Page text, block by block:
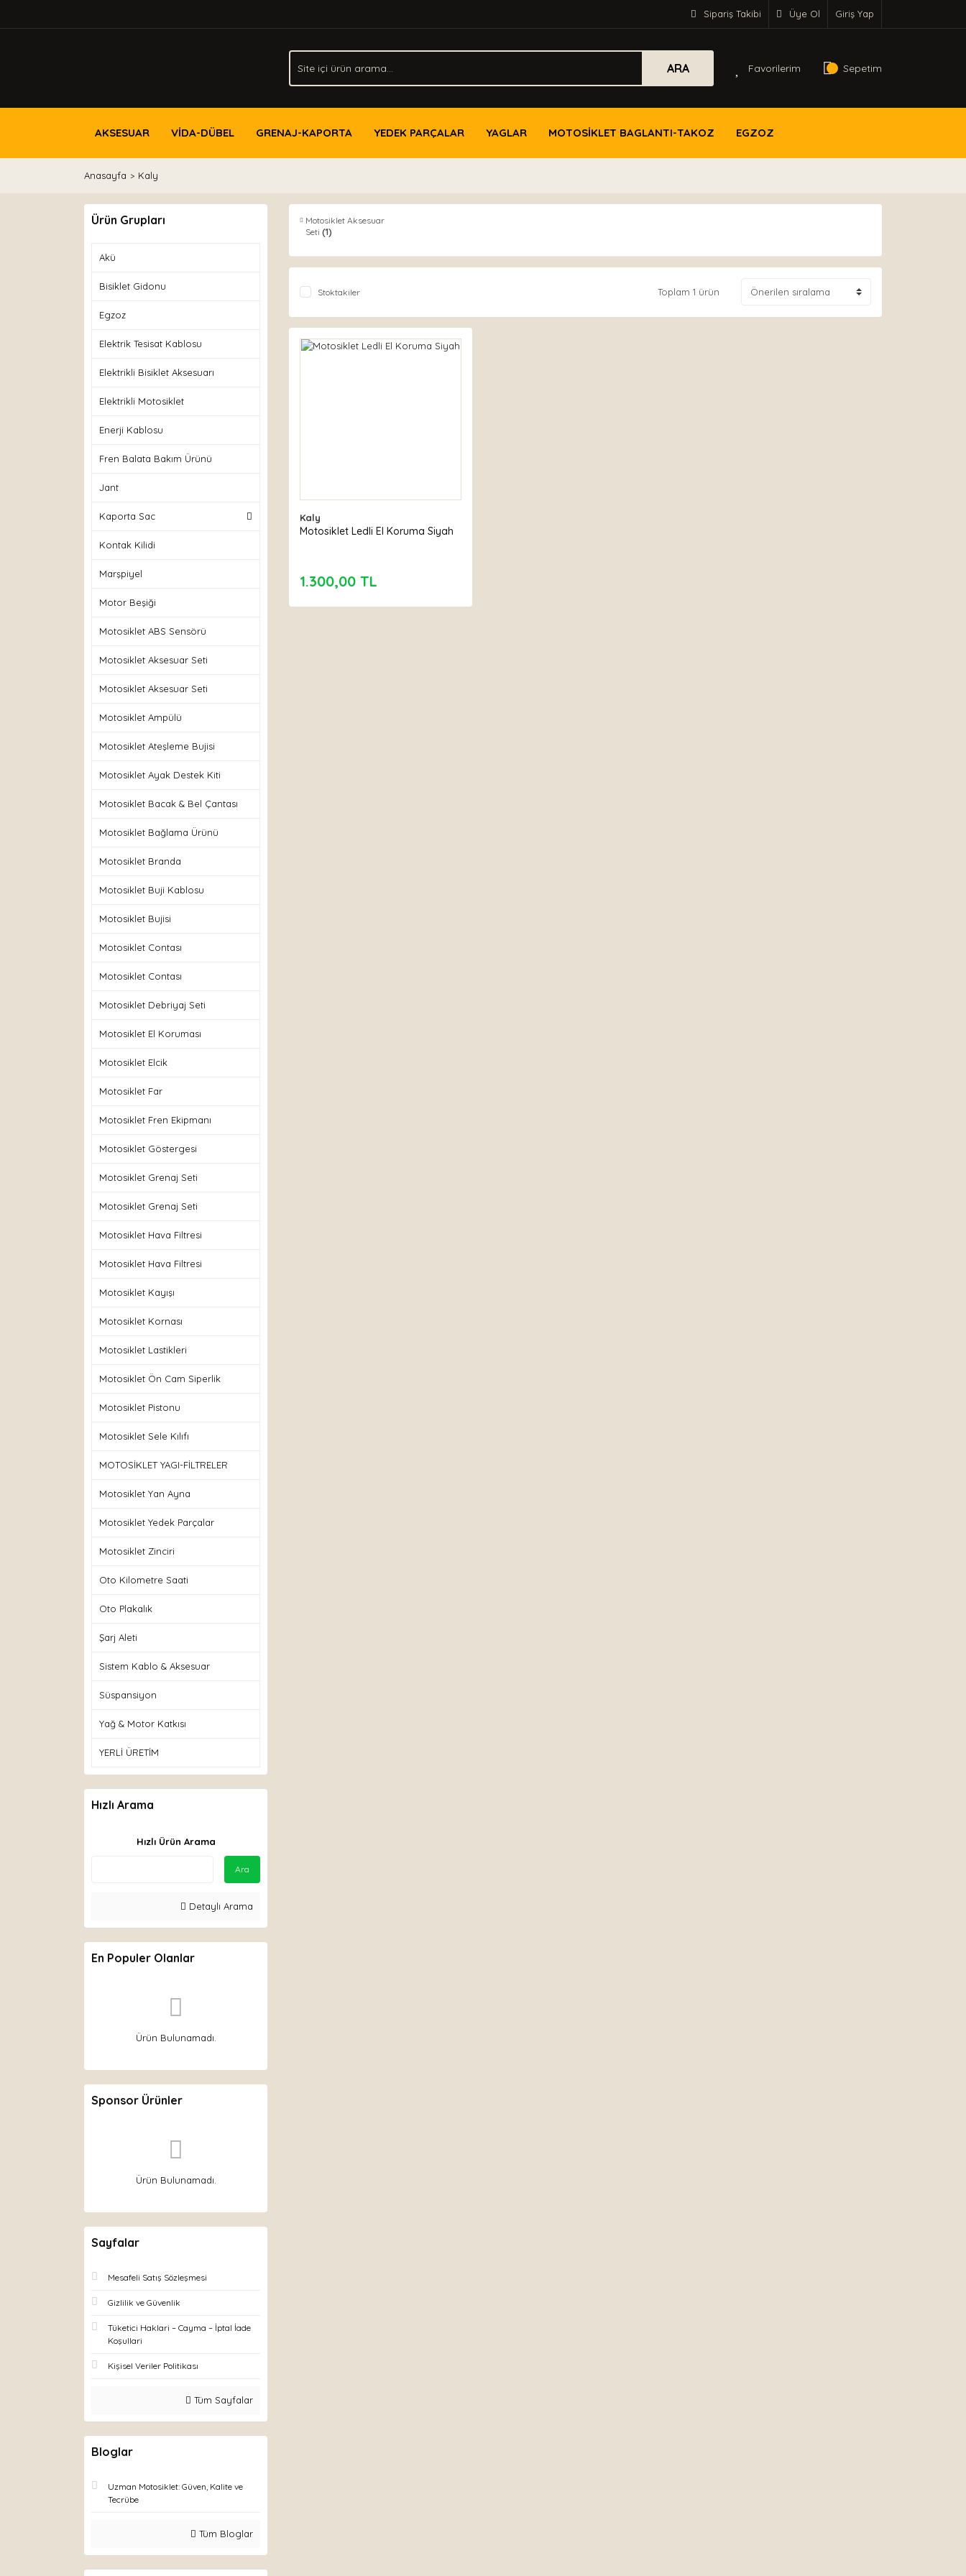
Sipariş Takibi Üye Ol Giriş Yap
ARA Favorilerim Sepetim
AKSESUAR VİDA-DÜBEL GRENAJ-KAPORTA YEDEK PARÇALAR YAGLAR MOTOSİKLET BAGLANTI-TAKOZ EGZOZ
Anasayfa Kaly
Ürün Grupları
Akü
Bisiklet Gidonu
Egzoz
Elektrik Tesisat Kablosu
Elektrikli Bisiklet Aksesuarı
Elektrikli Motosiklet
Enerji Kablosu
Fren Balata Bakım Ürünü
Jant
Kaporta Sac
Kontak Kilidi
Marşpiyel
Motor Beşiği
Motosiklet ABS Sensörü
Motosiklet Aksesuar Seti
Motosiklet Aksesuar Seti
Motosiklet Ampülü
Motosiklet Ateşleme Bujisi
Motosiklet Ayak Destek Kiti
Motosiklet Bacak & Bel Çantası
Motosiklet Bağlama Ürünü
Motosiklet Branda
Motosiklet Buji Kablosu
Motosiklet Bujisi
Motosiklet Contası
Motosiklet Contası
Motosiklet Debriyaj Seti
Motosiklet El Koruması
Motosiklet Elcik
Motosiklet Far
Motosiklet Fren Ekipmanı
Motosiklet Göstergesi
Motosiklet Grenaj Seti
Motosiklet Grenaj Seti
Motosiklet Hava Filtresi
Motosiklet Hava Filtresi
Motosiklet Kayışı
Motosiklet Kornası
Motosiklet Lastikleri
Motosiklet Ön Cam Siperlik
Motosiklet Pistonu
Motosiklet Sele Kılıfı
MOTOSİKLET YAGI-FİLTRELER
Motosiklet Yan Ayna
Motosiklet Yedek Parçalar
Motosiklet Zinciri
Oto Kilometre Saati
Oto Plakalık
Şarj Aleti
Sistem Kablo & Aksesuar
Süspansiyon
Yağ & Motor Katkısı
YERLİ ÜRETİM
Hızlı Arama
Hızlı Ürün Arama
Ara
Detaylı Arama
En Populer Olanlar
Ürün Bulunamadı.
Sponsor Ürünler
Ürün Bulunamadı.
Sayfalar
Mesafeli Satış Sözleşmesi
Gizlilik ve Güvenlik
Tüketici Haklari – Cayma – İptal İade
Koşullari
Kişisel Veriler Politikası
Tüm Sayfalar
Bloglar
Uzman Motosiklet: Güven, Kalite ve
Tecrübe
Tüm Bloglar
Motosiklet Aksesuar
Seti (1)
Stoktakiler Toplam 1 ürün
Kaly
Motosiklet Ledli El Koruma Siyah
1.300,00 TL